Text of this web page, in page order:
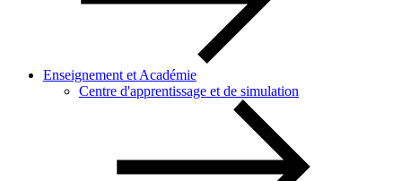
Enseignement et Académie
Centre d'apprentissage et de simulation